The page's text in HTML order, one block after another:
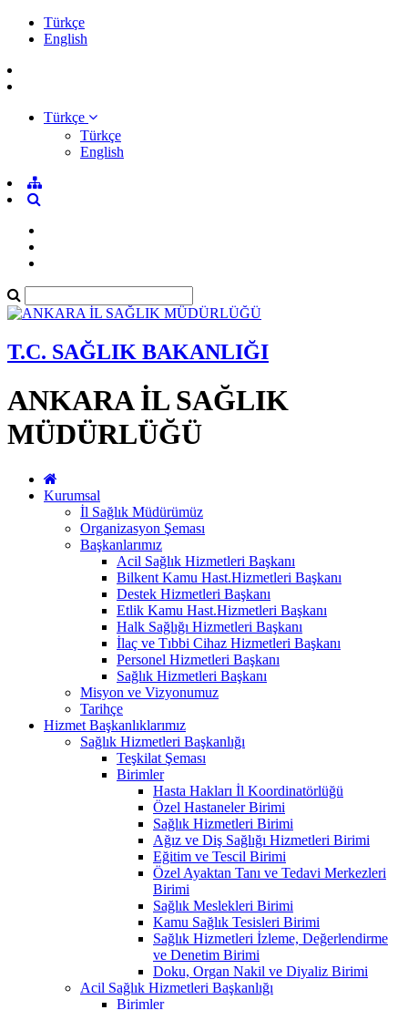
Türkçe
English
Türkçe
Türkçe
English
T.C. SAĞLIK BAKANLIĞI
ANKARA İL SAĞLIK
MÜDÜRLÜĞÜ
Kurumsal
İl Sağlık Müdürümüz
Organizasyon Şeması
Başkanlarımız
Acil Sağlık Hizmetleri Başkanı
Bilkent Kamu Hast.Hizmetleri Başkanı
Destek Hizmetleri Başkanı
Etlik Kamu Hast.Hizmetleri Başkanı
Halk Sağlığı Hizmetleri Başkanı
İlaç ve Tıbbi Cihaz Hizmetleri Başkanı
Personel Hizmetleri Başkanı
Sağlık Hizmetleri Başkanı
Misyon ve Vizyonumuz
Tarihçe
Hizmet Başkanlıklarımız
Sağlık Hizmetleri Başkanlığı
Teşkilat Şeması
Birimler
Hasta Hakları İl Koordinatörlüğü
Özel Hastaneler Birimi
Sağlık Hizmetleri Birimi
Ağız ve Diş Sağlığı Hizmetleri Birimi
Eğitim ve Tescil Birimi
Özel Ayaktan Tanı ve Tedavi Merkezleri
Birimi
Sağlık Meslekleri Birimi
Kamu Sağlık Tesisleri Birimi
Sağlık Hizmetleri İzleme, Değerlendirme
ve Denetim Birimi
Doku, Organ Nakil ve Diyaliz Birimi
Acil Sağlık Hizmetleri Başkanlığı
Birimler